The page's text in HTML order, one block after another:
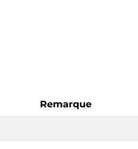
Remarque